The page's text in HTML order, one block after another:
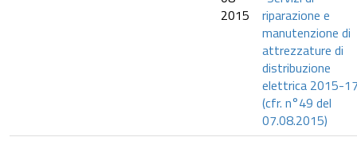
2015
riparazione e
manutenzione di
attrezzature di
distribuzione
elettrica 2015-
(cfr. n°49 del
07.08.2015)